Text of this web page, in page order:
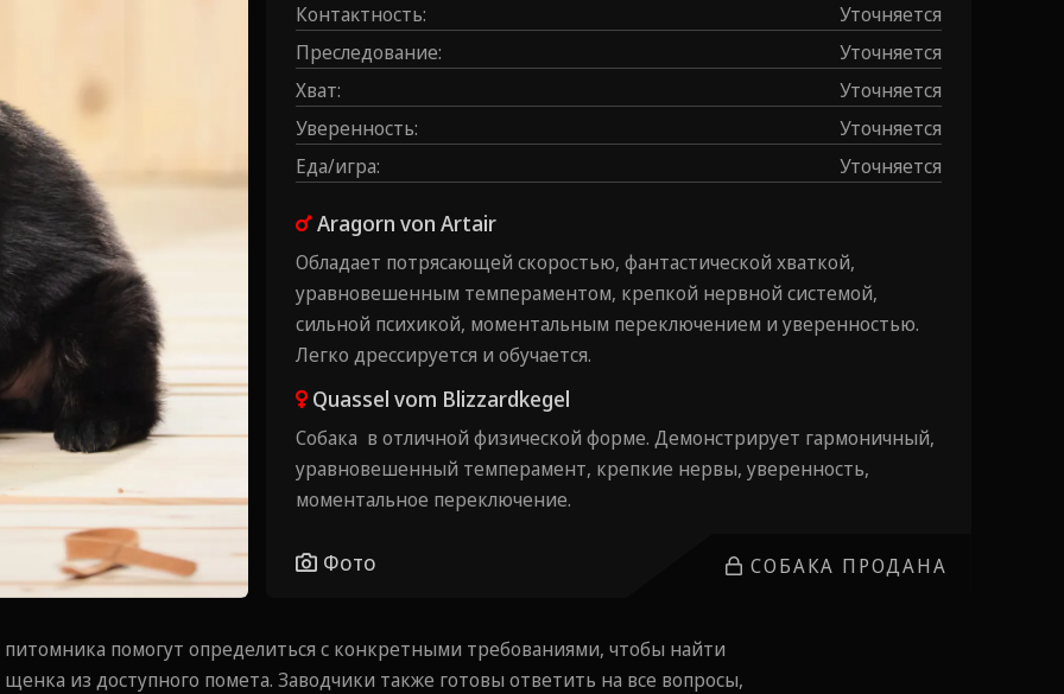
Контаĸтность:
Уточняется
Преследование:
Уточняется
Хват:
Уточняется
Уверенность:
Уточняется
Еда/игра: Уточняется
Aragorn von Artair
Обладает потрясающей скоростью, фантастической хваткой,
уравновешенным темпераментом, крепкой нервной системой,
сильной психикой, моментальным переключением и уверенностью.
Легко дрессируется и обучается.
Quassel vom Blizzardkegel
Собака в отличной физической форме. Демонстрирует гармоничный,
уравновешенный темперамент, крепкие нервы, ⁠уверенность,
⁠моментальное переключение.
Фото СОБАКА ПРОДАНА
помогут определиться с конкретными требованиями, чтобы найти
из доступного помета. Заводчики также готовы ответить на все вопросы,